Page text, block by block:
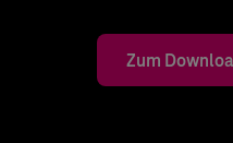
Zum